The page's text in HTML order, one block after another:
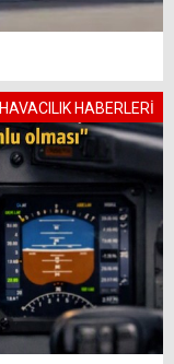
HAVACILIK HABERLERİ